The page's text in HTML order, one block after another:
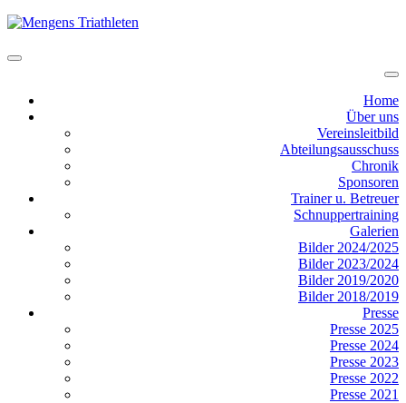
Toggle
Home
Über uns
Vereinsleitbild
Abteilungsausschuss
Chronik
Sponsoren
Trainer u. Betreuer
Schnuppertraining
Galerien
Bilder 2024/2025
Bilder 2023/2024
Bilder 2019/2020
Bilder 2018/2019
Presse
Presse 2025
Presse 2024
Presse 2023
Presse 2022
Presse 2021